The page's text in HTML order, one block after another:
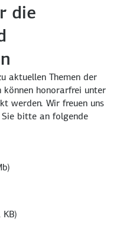
die
aktuellen Themen der
können honorarfrei unter
werden. Wir freuen uns
bitte an folgende
KB)